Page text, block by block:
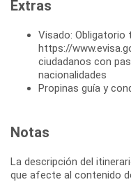
Extras
Visado: Obligatorio
https://
ciudadanos con
nacionalidades
Propinas guía y
Notas
La descripción del
que afecte al contenido